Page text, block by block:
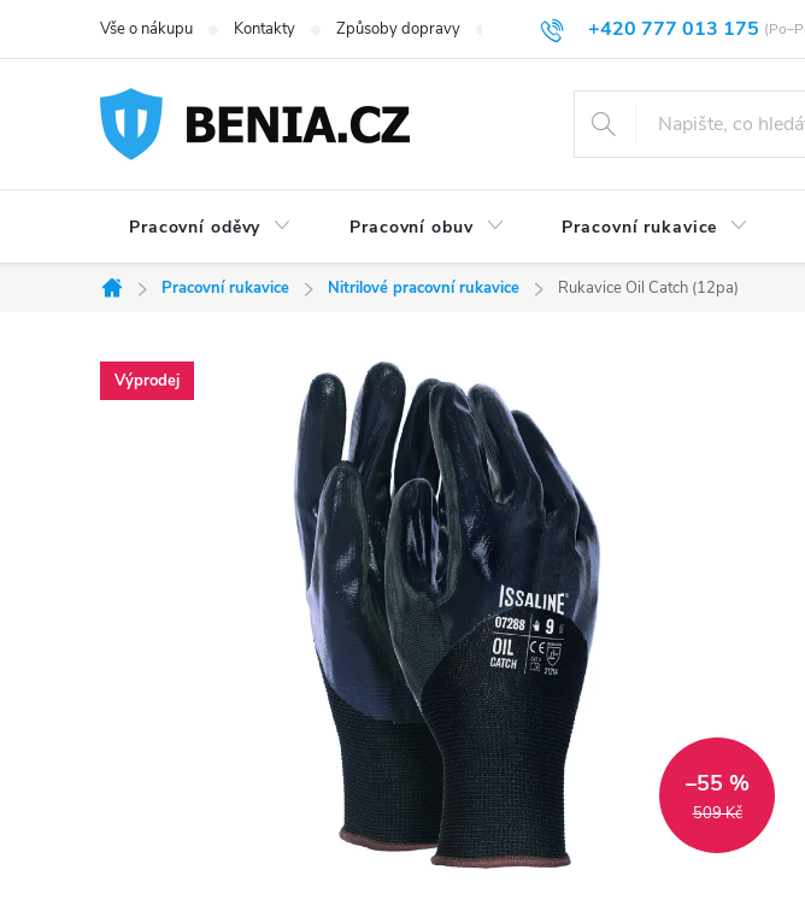
+420 777 013 175
Vše o nákupu Kontakty Způsoby dopravy Možnosti vrácení Velikostní tabulky
Pracovní oděvy Pracovní obuv Pracovní rukavice
Domů
Pracovní rukavice Nitrilové pracovní rukavice Rukavice Oil Catch (12pa)
Výprodej
509 Kč
–55 %